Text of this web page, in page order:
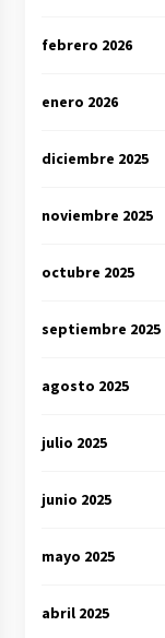
febrero 2026
enero 2026
diciembre 2025
noviembre 2025
octubre 2025
septiembre 2025
agosto 2025
julio 2025
junio 2025
mayo 2025
abril 2025